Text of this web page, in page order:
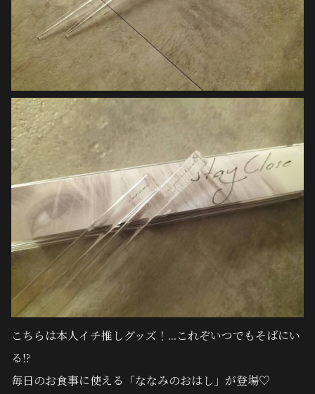
こちらは本人イチ推しグッズ！ ...これぞいつでもそばにい
る⁉
毎日のお食事に使える「ななみのおはし」が登場♡